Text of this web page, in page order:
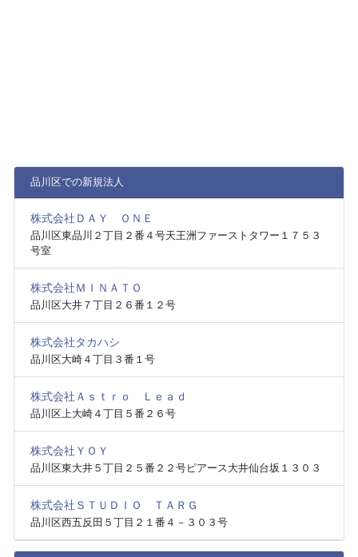
品川区での新規法人
株式会社ＤＡＹ ＯＮＥ
品川区東品川２丁目２番４号天王洲ファーストタワー１７５３
号室
株式会社ＭＩＮＡＴＯ
品川区大井７丁目２６番１２号
株式会社タカハシ
品川区大崎４丁目３番１号
株式会社Ａｓｔｒｏ Ｌｅａｄ
品川区上大崎４丁目５番２６号
株式会社ＹＯＹ
品川区東大井５丁目２５番２２号ピアース大井仙台坂１３０３
株式会社ＳＴＵＤＩＯ ＴＡＲＧ
品川区西五反田５丁目２１番４－３０３号